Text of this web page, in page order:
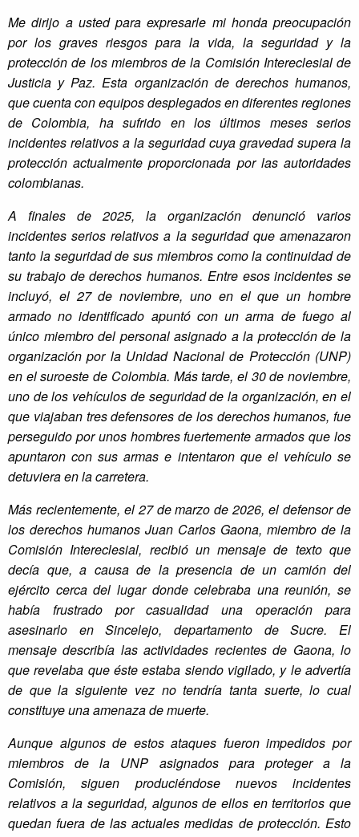
Me dirijo a usted para expresarle mi honda preocupación
por los graves riesgos para la vida, la seguridad y la
protección de los miembros de la Comisión Intereclesial de
Justicia y Paz. Esta organización de derechos humanos,
que cuenta con equipos desplegados en diferentes regiones
de Colombia, ha sufrido en los últimos meses serios
incidentes relativos a la seguridad cuya gravedad supera la
protección actualmente proporcionada por las autoridades
colombianas.
A finales de 2025, la organización denunció varios
incidentes serios relativos a la seguridad que amenazaron
tanto la seguridad de sus miembros como la continuidad de
su trabajo de derechos humanos. Entre esos incidentes se
incluyó, el 27 de noviembre, uno en el que un hombre
armado no identificado apuntó con un arma de fuego al
único miembro del personal asignado a la protección de la
organización por la Unidad Nacional de Protección (UNP)
en el suroeste de Colombia. Más tarde, el 30 de noviembre,
uno de los vehículos de seguridad de la organización, en el
que viajaban tres defensores de los derechos humanos, fue
perseguido por unos hombres fuertemente armados que los
apuntaron con sus armas e intentaron que el vehículo se
detuviera en la carretera.
Más recientemente, el 27 de marzo de 2026, el defensor de
los derechos humanos Juan Carlos Gaona, miembro de la
Comisión Intereclesial, recibió un mensaje de texto que
decía que, a causa de la presencia de un camión del
ejército cerca del lugar donde celebraba una reunión, se
había frustrado por casualidad una operación para
asesinarlo en Sincelejo, departamento de Sucre. El
mensaje describía las actividades recientes de Gaona, lo
que revelaba que éste estaba siendo vigilado, y le advertía
de que la siguiente vez no tendría tanta suerte, lo cual
constituye una amenaza de muerte.
Aunque algunos de estos ataques fueron impedidos por
miembros de la UNP asignados para proteger a la
Comisión, siguen produciéndose nuevos incidentes
relativos a la seguridad, algunos de ellos en territorios que
quedan fuera de las actuales medidas de protección. Esto